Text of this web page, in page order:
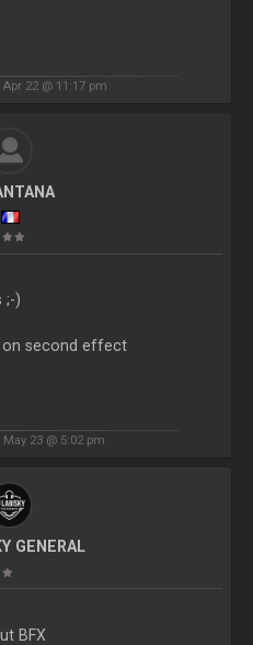
22 @ 11:17 pm
;-)
on second effect
23 @ 5:02 pm
GENERAL
BFX